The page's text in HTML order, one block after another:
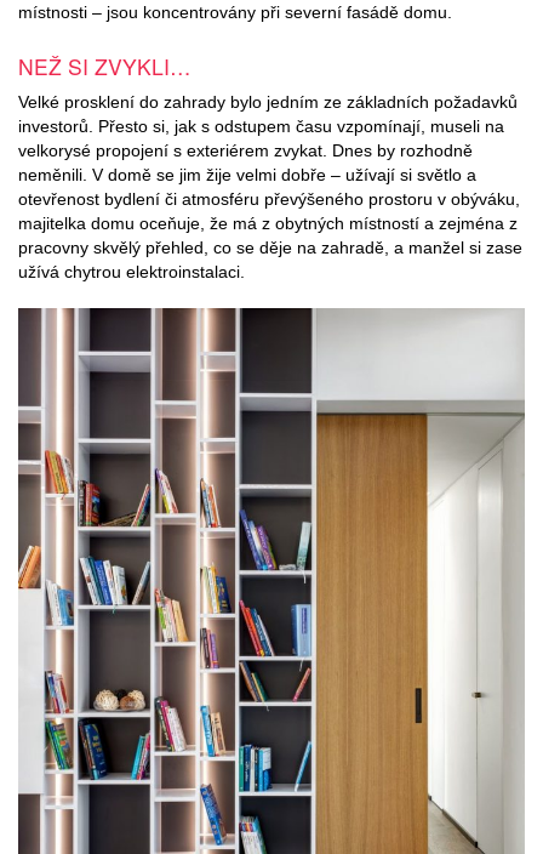
místnosti – jsou koncentrovány při severní fasádě domu.
NEŽ SI ZVYKLI…
Velké prosklení do zahrady bylo jedním ze základních požadavků
investorů. Přesto si, jak s odstupem času vzpomínají, museli na
velkorysé propojení s exteriérem zvykat. Dnes by rozhodně
neměnili. V domě se jim žije velmi dobře – užívají si světlo a
otevřenost bydlení či atmosféru převýšeného prostoru v obýváku,
majitelka domu oceňuje, že má z obytných místností a zejména z
pracovny skvělý přehled, co se děje na zahradě, a manžel si zase
užívá chytrou elektroinstalaci.